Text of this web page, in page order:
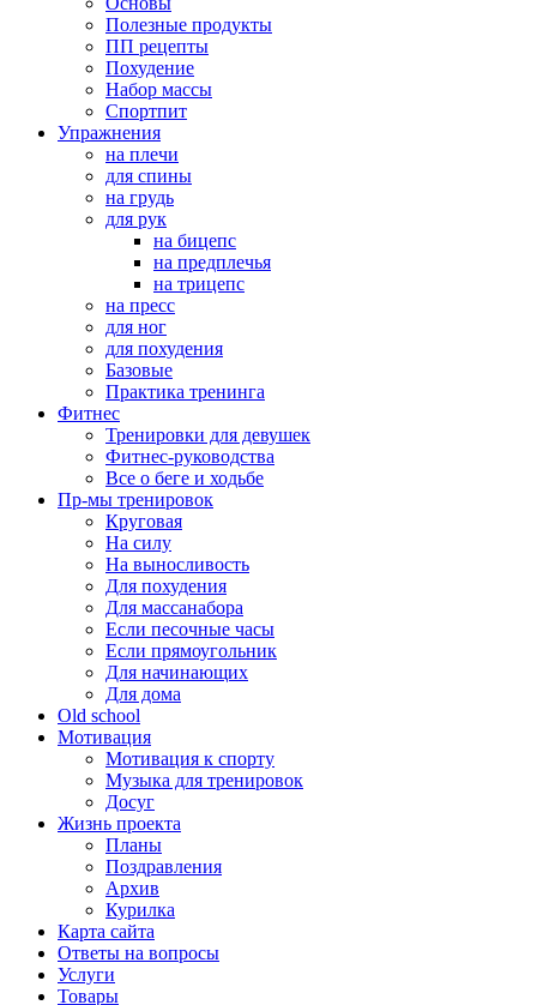
Полезные продукты
ПП рецепты
Похудение
Набор массы
Спортпит
Упражнения
на плечи
для спины
на грудь
для рук
на бицепс
на предплечья
на трицепс
на пресс
для ног
для похудения
Базовые
Практика тренинга
Фитнес
Тренировки для девушек
Фитнес-руководства
Все о беге и ходьбе
Пр-мы тренировок
Круговая
На силу
На выносливость
Для похудения
Для массанабора
Если песочные часы
Если прямоугольник
Для начинающих
Для дома
Old school
Мотивация
Мотивация к спорту
Музыка для тренировок
Досуг
Жизнь проекта
Планы
Поздравления
Архив
Курилка
Карта сайта
Ответы на вопросы
Услуги
Товары